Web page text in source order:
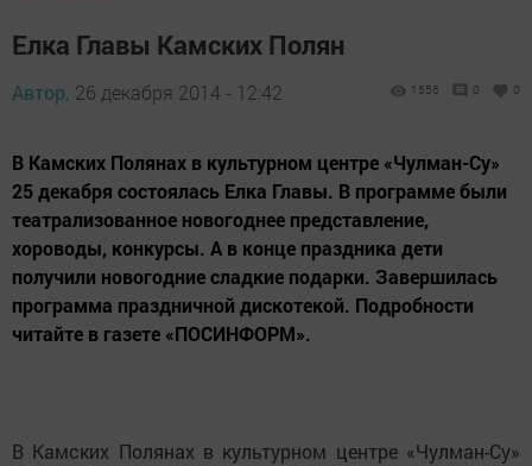
Елка Главы Камских Полян
Автор, 26 декабря 2014 - 12:42 1556 0 0
В Камских Полянах в культурном центре «Чулман-Су»
25 декабря состоялась Елка Главы. В программе были
театрализованное новогоднее представление,
хороводы, конкурсы. А в конце праздника дети
получили новогодние сладкие подарки. Завершилась
программа праздничной дискотекой. Подробности
читайте в газете «ПОСИНФОРМ».
В Камских Полянах в культурном центре «Чулман-Су»